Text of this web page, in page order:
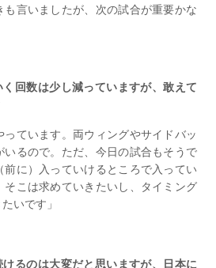
も言いましたが、次の試合が重要かな
回数は少し減っていますが、敢えて
っています。両ウィングやサイドバッ
いるので。ただ、今日の試合もそうで
に）入っていけるところで入ってい
こは求めていきたいし、タイミング
いです」
るのは大変だと思いますが、日本に